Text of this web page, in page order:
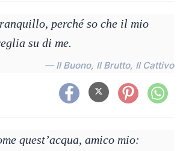
perché so che il mio
su di me.
— Il Buono, Il Brutto, Il Cattivo
quest’acqua, amico mio: